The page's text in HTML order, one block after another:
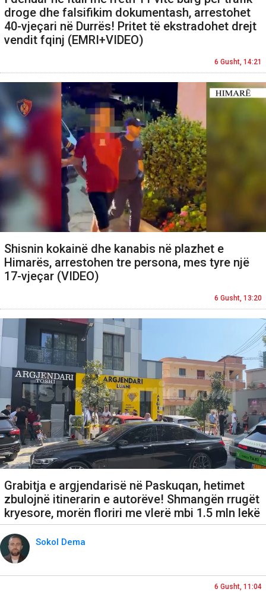
droge dhe falsifikim dokumentash, arrestohet
40-vjeçari në Durrës! Pritet të ekstradohet drejt
vendit fqinj (EMRI+VIDEO)
6 Gusht, 14:21
Shisnin kokainë dhe kanabis në plazhet e
Himarës, arrestohen tre persona, mes tyre një
17-vjeçar (VIDEO)
6 Gusht, 13:20
Grabitja e argjendarisë në Paskuqan, hetimet
zbulojnë itinerarin e autorëve! Shmangën rrugët
kryesore, morën floriri me vlerë mbi 1.5 mln lekë
Sokol Dema
6 Gusht, 11:04